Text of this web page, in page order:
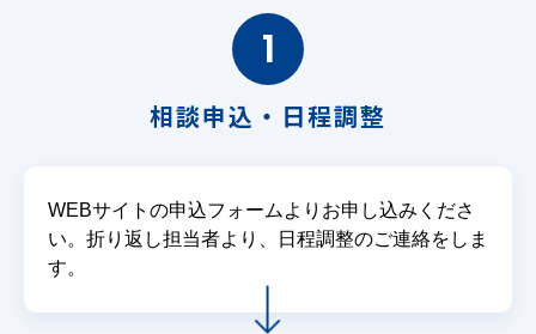
1
相談申込・日程調整
WEBサイトの申込フォームよりお申し込みくださ
い。折り返し担当者より、日程調整のご連絡をしま
す。